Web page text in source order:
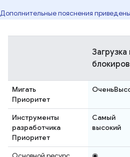
Дополнительные пояснения
Загрузка
Мигать
Приоритет
Инструменты
разработчика
Приоритет
Самый
высокий